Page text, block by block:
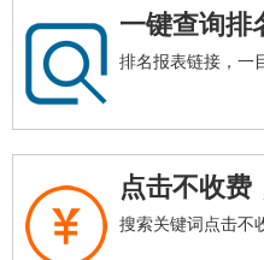
一键查询排
排名报表链接，一
点击不收费
搜索关键词点击不